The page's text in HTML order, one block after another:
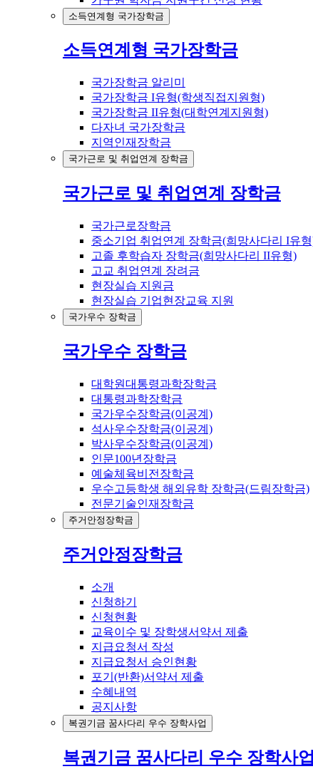
소득연계형 국가장학금
소득연계형 국가장학금
국가장학금 알리미
국가장학금 I유형(학생직접지원형)
국가장학금 II유형(대학연계지원형)
다자녀 국가장학금
지역인재장학금
국가근로 및 취업연계 장학금
국가근로 및 취업연계 장학금
국가근로장학금
중소기업 취업연계 장학금(희망사다리 I유
고졸 후학습자 장학금(희망사다리 II유형)
고교 취업연계 장려금
현장실습 지원금
현장실습 기업현장교육 지원
국가우수 장학금
국가우수 장학금
대학원대통령과학장학금
대통령과학장학금
국가우수장학금(이공계)
석사우수장학금(이공계)
박사우수장학금(이공계)
인문100년장학금
예술체육비전장학금
우수고등학생 해외유학 장학금(드림장학금)
전문기술인재장학금
주거안정장학금
주거안정장학금
소개
신청하기
신청현황
교육이수 및 장학생서약서 제출
지급요청서 작성
지급요청서 승인현황
포기(반환)서약서 제출
수혜내역
공지사항
복권기금 꿈사다리 우수 장학사업
복권기금 꿈사다리 우수 장학사업